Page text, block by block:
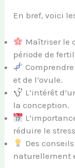
En bref, voici
Maîtriser le
période de
et de l’ovule.
L’intérêt
la conception.
réduire le
Des
naturellement